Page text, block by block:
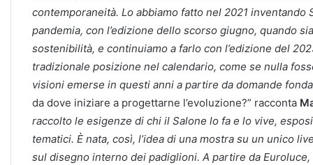
contemporaneità. Lo abbiamo fatto nel 2021
pandemia, con l’edizione dello scorso giugno, quando
sostenibilità, e continuiamo a farlo con l’edizione del
tradizionale posizione nel calendario, come se nulla
visioni emerse in questi anni a partire da domande
da dove iniziare a progettarne l’evoluzione?” racconta
raccolto le esigenze di chi il Salone lo fa e lo vive,
tematici. È nata, così, l’idea di una mostra su un unico
sul disegno interno dei padiglioni. A partire da